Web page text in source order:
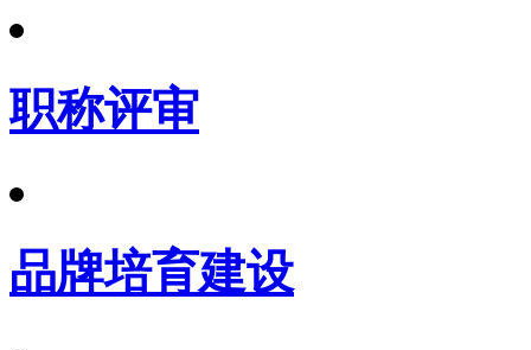
职称评审
品牌培育建设